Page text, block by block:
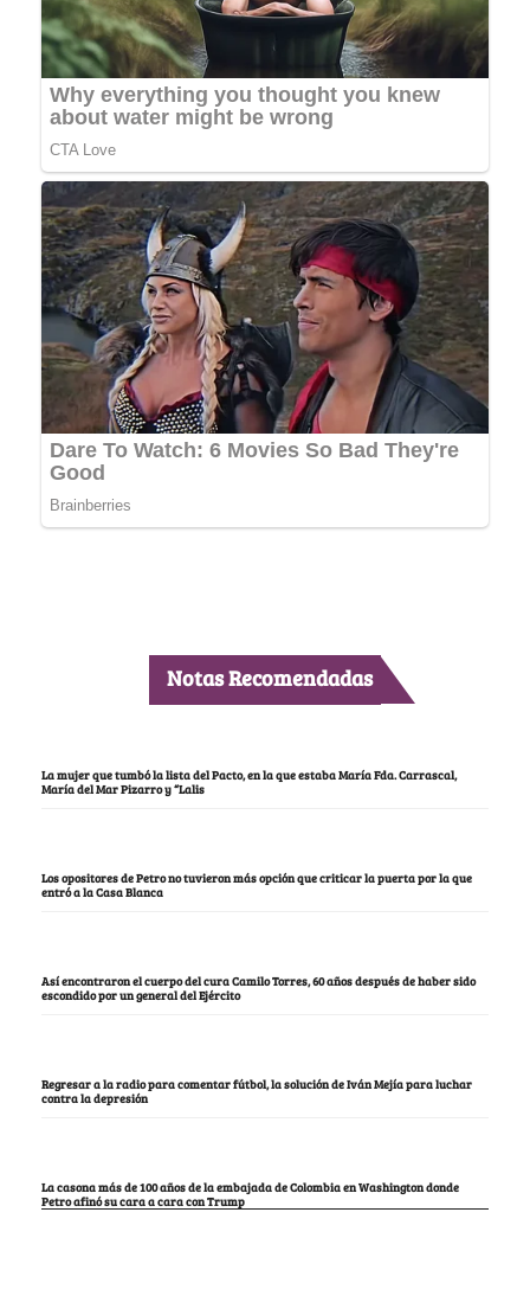
Notas Recomendadas
La mujer que tumbó la lista del Pacto, en la que estaba María Fda. Carrascal,
María del Mar Pizarro y “Lalis
Los opositores de Petro no tuvieron más opción que criticar la puerta por la que
entró a la Casa Blanca
Así encontraron el cuerpo del cura Camilo Torres, 60 años después de haber sido
escondido por un general del Ejército
Regresar a la radio para comentar fútbol, la solución de Iván Mejía para luchar
contra la depresión
La casona más de 100 años de la embajada de Colombia en Washington donde
Petro afinó su cara a cara con Trump